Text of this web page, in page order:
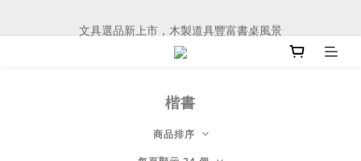
文具選品新上市，木製道具豐富書桌風景
楷書
商品排序